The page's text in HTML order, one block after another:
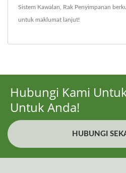
Sistem Kawalan, Rak Penyimpanan
untuk maklumat lanjut!
Hubungi Kami
Untuk Anda!
HUBUNGI